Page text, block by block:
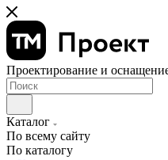
Проектирование и
Каталог
По всему сайту
По каталогу